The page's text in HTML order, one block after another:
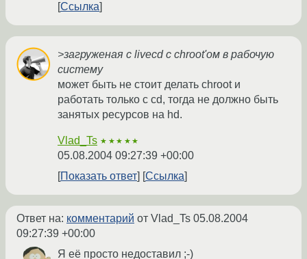
Ссылка
>загруженая с livecd с chroot'ом в рабочую
систему
может быть не стоит делать chroot и
работать только с cd, тогда не должно быть
занятых ресурсов на hd.
Vlad_Ts ★★★★★
05.08.2004 09:27:39 +00:00
Показать ответ
Ссылка
Ответ на: комментарий от Vlad_Ts 05.08.2004
09:27:39 +00:00
Я её просто недоставил ;-)